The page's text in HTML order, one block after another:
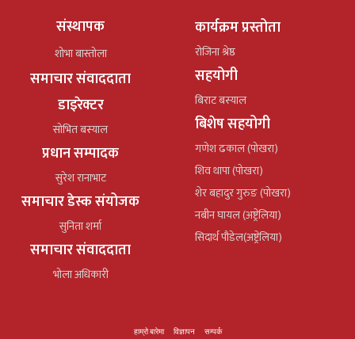
संस्थापक
शोभा बास्तोला
समाचार संवाददाता
डाइरेक्टर
सोभित बस्याल
प्रधान सम्पादक
सुरेश रानाभाट
समाचार डेस्क संयोजक
सुनिता शर्मा
समाचार संवाददाता
भोला अधिकारी
कार्यक्रम प्रस्तोता
रोजिना श्रेष्ठ
सहयोगी
बिराट बस्याल
बिशेष सहयोगी
गणेश ढकाल (पोखरा)
शिव थापा (पोखरा)
शेर बहादुर गुरुङ (पोखरा)
नबीन घायल (अष्ट्रेलिया)
सिदार्थ पौडेल(अष्ट्रेलिया)
हाम्रो बारेमा विज्ञापन सम्पर्क